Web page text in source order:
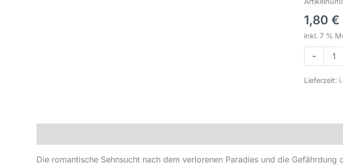
1,80 €
inkl. 7 %
-
Lieferzeit:
Die romantische Sehnsucht nach dem verlorenen Paradies und die